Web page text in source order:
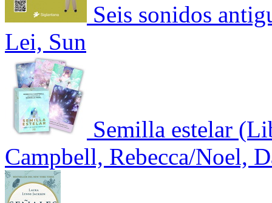
Seis sonidos
Lei, Sun
Semilla estelar
Campbell, Rebecca/Noel,